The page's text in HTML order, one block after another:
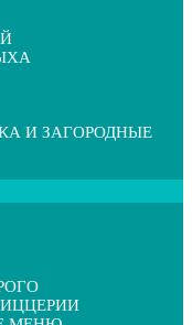
И ЗАГОРОДНЫЕ